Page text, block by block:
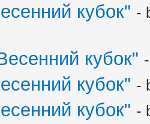
кубок" -
кубок"
кубок" -
кубок" -